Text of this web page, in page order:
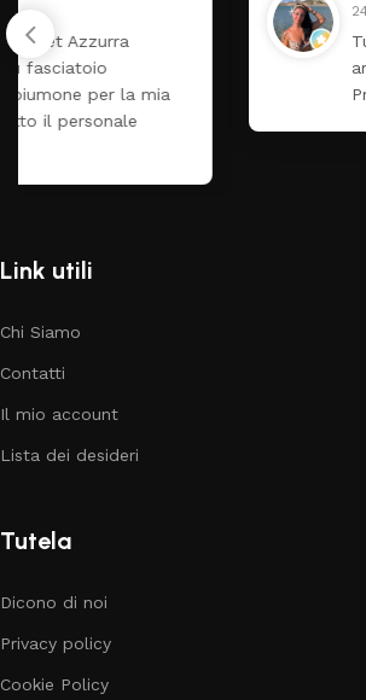
Tutti perfetto! Ho ordinato
arrivato ben imballato dopo
Prezzo ottimi rispetto la
Link utili
Chi Siamo
Contatti
Il mio account
Lista dei desideri
Tutela
Dicono di noi
Privacy policy
Cookie Policy